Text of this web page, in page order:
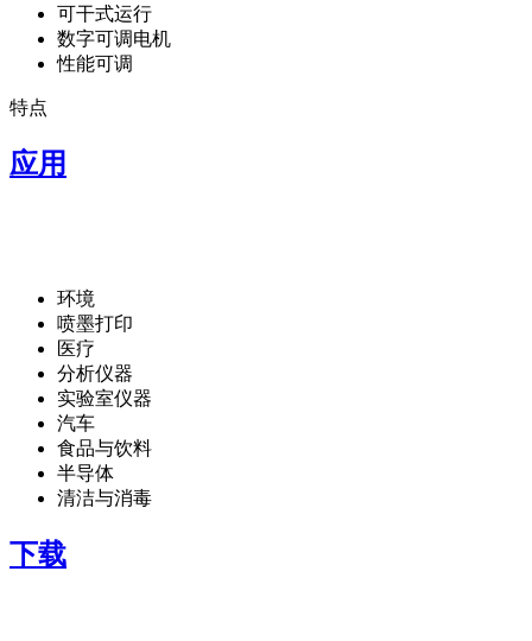
可干式运行
数字可调电机
性能可调
特点
应用
环境
喷墨打印
医疗
分析仪器
实验室仪器
汽车
食品与饮料
半导体
清洁与消毒
下载